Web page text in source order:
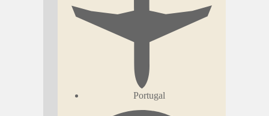
Portugal